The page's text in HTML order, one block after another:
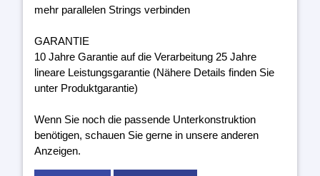
mehr parallelen Strings verbinden
GARANTIE
10 Jahre Garantie auf die Verarbeitung 25 Jahre
lineare Leistungsgarantie (Nähere Details finden Sie
unter Produktgarantie)
Wenn Sie noch die passende Unterkonstruktion
benötigen, schauen Sie gerne in unsere anderen
Anzeigen.